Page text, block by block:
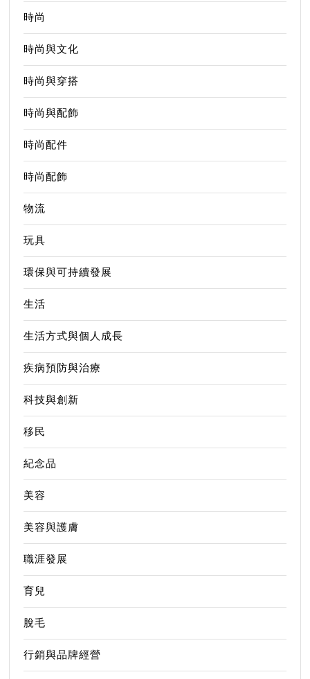
時尚
時尚與文化
時尚與穿搭
時尚與配飾
時尚配件
時尚配飾
物流
玩具
環保與可持續發展
生活
生活方式與個人成長
疾病預防與治療
科技與創新
移民
紀念品
美容
美容與護膚
職涯發展
育兒
脫毛
行銷與品牌經營